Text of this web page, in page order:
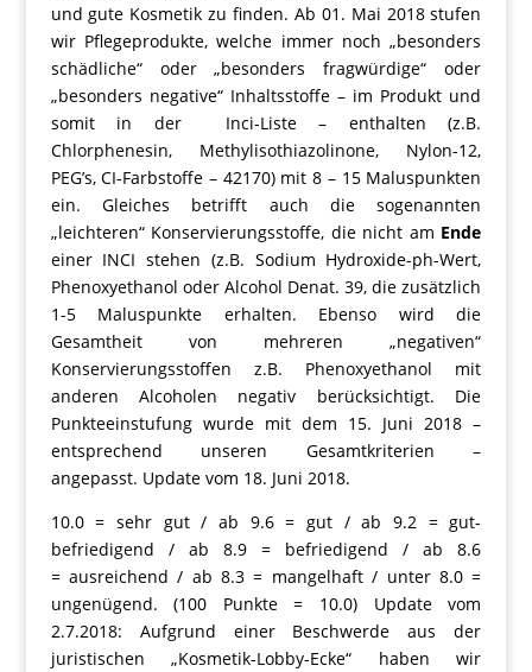
und gute Kosmetik zu finden. Ab 01. Mai 2018 stufen
wir Pflegeprodukte, welche immer noch „besonders
schädliche“ oder „besonders fragwürdige“ oder
„besonders negative“ Inhaltsstoffe – im Produkt und
somit in der Inci-Liste – enthalten (z.B.
Chlorphenesin, Methylisothiazolinone, Nylon-12,
PEG’s, CI-Farbstoffe – 42170) mit 8 – 15 Maluspunkten
ein. Gleiches betrifft auch die sogenannten
„leichteren“ Konservierungsstoffe, die nicht am Ende
einer INCI stehen (z.B. Sodium Hydroxide-ph-Wert,
Phenoxyethanol oder Alcohol Denat. 39, die zusätzlich
1-5 Maluspunkte erhalten. Ebenso wird die
Gesamtheit von mehreren „negativen“
Konservierungsstoffen z.B. Phenoxyethanol mit
anderen Alcoholen negativ berücksichtigt. Die
Punkteeinstufung wurde mit dem 15. Juni 2018 –
entsprechend unseren Gesamtkriterien –
angepasst. Update vom 18. Juni 2018.
10.0 = sehr gut / ab 9.6 = gut / ab 9.2 = gut-
befriedigend / ab 8.9 = befriedigend / ab 8.6
= ausreichend / ab 8.3 = mangelhaft / unter 8.0 =
ungenügend. (100 Punkte = 10.0) Update vom
2.7.2018: Aufgrund einer Beschwerde aus der
juristischen „Kosmetik-Lobby-Ecke“ haben wir